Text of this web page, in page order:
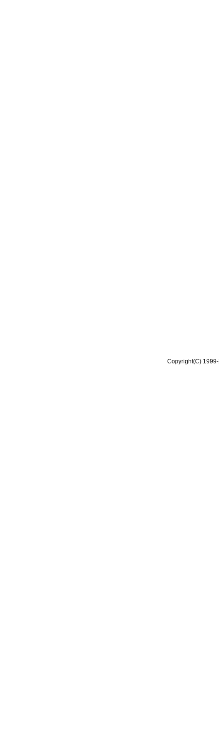
Copyright(C)